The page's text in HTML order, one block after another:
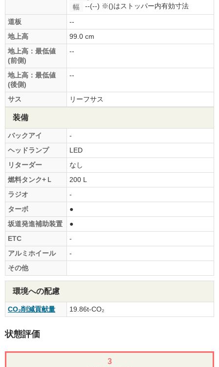
幅
--(--) ※()はストッパー内有効寸法
道板
--
地上高
99.0 cm
地上高：最低値
(前側)
--
地上高：最低値
(後側)
--
サス リーフサス
装備
バックアイ
-
ヘッドランプ
LED
リターダー
なし
燃料タンク+Ｌ
200 L
ラジオ
-
ターボ
●
坂道発進補助装置
●
ETC
-
アルミホイール
-
その他
環境への配慮
CO₂削減貢献量 19.86t-CO₂
状態評価
3